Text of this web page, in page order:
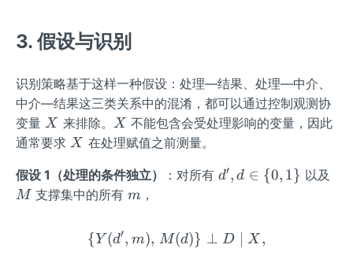
3. 假设与识别
识别策略基于这样一种假设：处理—结果、处理—中介、
中介—结果这三类关系中的混淆，都可以通过控制观测协
变量 X
X 来排除。 X
X 不能包含会受处理影响的变量，因此
通常要求 X
X 在处理赋值之前测量。
假设 1（处理的条件独立） ：对所有 d',
{0,
d′, d ∈ {0, 1} 以及
M 支撑集中的所有m
m ，
\{Y(d',m),\,M(d)\}\perp
{Y (d′, m), M(d)} ⊥ D X ,